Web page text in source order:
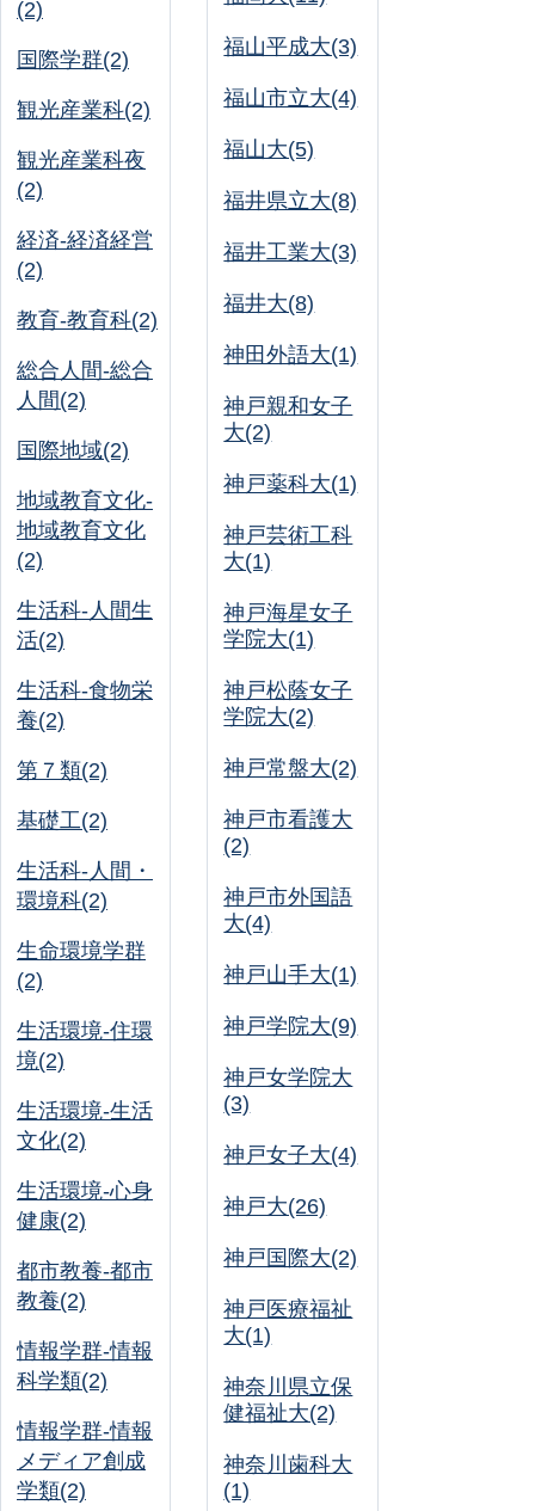
(2)
国際学群(2)
観光産業科(2)
観光産業科夜
(2)
経済-経済経営
(2)
教育-教育科(2)
総合人間-総合
人間(2)
国際地域(2)
地域教育文化-
地域教育文化
(2)
生活科-人間生
活(2)
生活科-食物栄
養(2)
第７類(2)
基礎工(2)
生活科-人間・
環境科(2)
生命環境学群
(2)
生活環境-住環
境(2)
生活環境-生活
文化(2)
生活環境-心身
健康(2)
都市教養-都市
教養(2)
情報学群-情報
科学類(2)
情報学群-情報
メディア創成
学類(2)
福山平成大(3)
福山市立大(4)
福山大(5)
福井県立大(8)
福井工業大(3)
福井大(8)
神田外語大(1)
神戸親和女子
大(2)
神戸薬科大(1)
神戸芸術工科
大(1)
神戸海星女子
学院大(1)
神戸松蔭女子
学院大(2)
神戸常盤大(2)
神戸市看護大
(2)
神戸市外国語
大(4)
神戸山手大(1)
神戸学院大(9)
神戸女学院大
(3)
神戸女子大(4)
神戸大(26)
神戸国際大(2)
神戸医療福祉
大(1)
神奈川県立保
健福祉大(2)
神奈川歯科大
(1)